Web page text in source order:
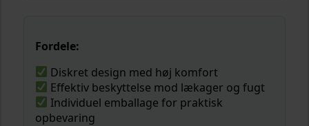
Fordele:
Diskret design med høj komfort
Effektiv beskyttelse mod lækager og fugt
Individuel emballage for praktisk
opbevaring